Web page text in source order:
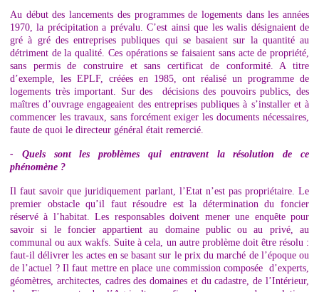
Au début des lancements des programmes de logements dans les années
1970, la précipitation a prévalu. C’est ainsi que les walis désignaient de
gré à gré des entreprises publiques qui se basaient sur la quantité au
détriment de la qualité. Ces opérations se faisaient sans acte de propriété,
sans permis de construire et sans certificat de conformité. A titre
d’exemple, les EPLF, créées en 1985, ont réalisé un programme de
logements très important. Sur des décisions des pouvoirs publics, des
maîtres d’ouvrage engageaient des entreprises publiques à s’installer et à
commencer les travaux, sans forcément exiger les documents nécessaires,
faute de quoi le directeur général était remercié.
- Quels sont les problèmes qui entravent la résolution de ce
phénomène ?
Il faut savoir que juridiquement parlant, l’Etat n’est pas propriétaire. Le
premier obstacle qu’il faut résoudre est la détermination du foncier
réservé à l’habitat. Les responsables doivent mener une enquête pour
savoir si le foncier appartient au domaine public ou au privé, au
communal ou aux wakfs. Suite à cela, un autre problème doit être résolu :
faut-il délivrer les actes en se basant sur le prix du marché de l’époque ou
de l’actuel ? Il faut mettre en place une commission composée d’experts,
géomètres, architectes, cadres des domaines et du cadastre, de l’Intérieur,